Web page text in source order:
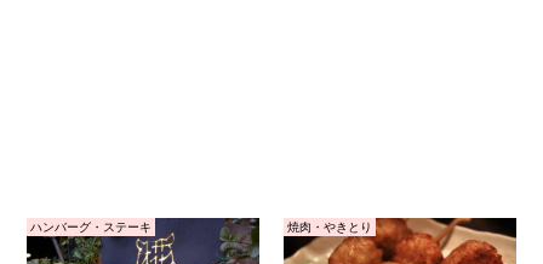
ハンバーグ・ステーキ 焼肉・やきとり